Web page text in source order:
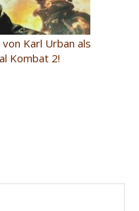
Karl Urban als
Kombat 2!